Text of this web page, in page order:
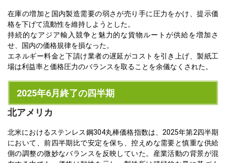
在庫の増加と国内製造需要の弱さが売り手に圧力をかけ、提示価
格を下げて流動性を維持しようとした。
持続的なアジア輸入競争と魅力的な貨物ルートが供給を増加さ
せ、国内の価格規律を損なった。
エネルギー料金と下請け業者の遅延がコストを引き上げ、製紙工
場は利益率と価格圧力のバランスを取ることを余儀なくされた。
2025年6月終了の四半期
北アメリカ
北米におけるステンレス鋼304丸棒価格指数は、2025年第2四半期
において、前四半期比で安定を保ち、控えめな需要と慎重な供給
側の調整の微妙なバランスを反映していた。産業活動の背景が混